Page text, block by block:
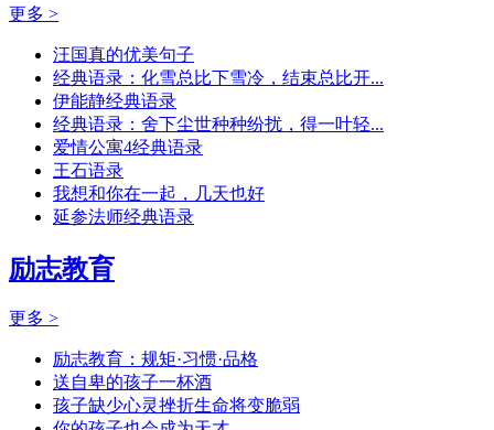
更多 >
汪国真的优美句子
经典语录：化雪总比下雪冷，结束总比开...
伊能静经典语录
经典语录：舍下尘世种种纷扰，得一叶轻...
爱情公寓4经典语录
王石语录
我想和你在一起，几天也好
延参法师经典语录
励志教育
更多 >
励志教育：规矩·习惯·品格
送自卑的孩子一杯酒
孩子缺少心灵挫折生命将变脆弱